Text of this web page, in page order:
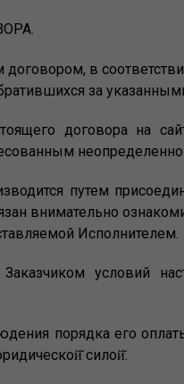
в
за
договора на
путем
внимательно
Исполнителем.
условий
порядка его
силой̆.